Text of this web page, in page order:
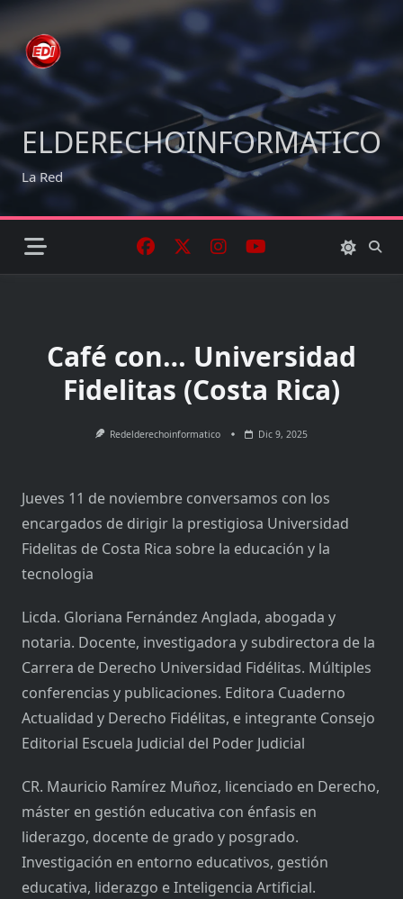
Skip
content
ELDERECHOINFORMATICO
La Red
Café con… Universidad
Fidelitas (Costa Rica)
Redelderechoinformatico Dic 9, 2025
Jueves 11 de noviembre conversamos con los
encargados de dirigir la prestigiosa Universidad
Fidelitas de Costa Rica sobre la educación y la
tecnologia
Licda. Gloriana Fernández Anglada, abogada y
notaria. Docente, investigadora y subdirectora de la
Carrera de Derecho Universidad Fidélitas. Múltiples
conferencias y publicaciones. Editora Cuaderno
Actualidad y Derecho Fidélitas, e integrante Consejo
Editorial Escuela Judicial del Poder Judicial
CR. Mauricio Ramírez Muñoz, licenciado en Derecho,
máster en gestión educativa con énfasis en
liderazgo, docente de grado y posgrado.
Investigación en entorno educativos, gestión
educativa, liderazgo e Inteligencia Artificial.